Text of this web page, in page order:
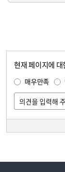
현재 페이지에
매우만족